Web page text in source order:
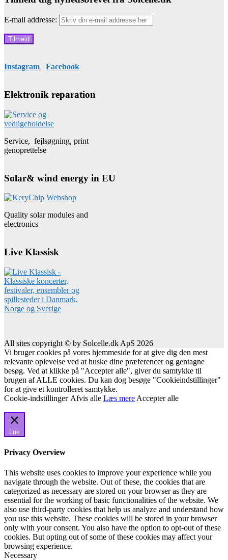
E-mail addresse:
Instagram Facebook
Elektronik reparation
Service, fejlsøgning, print
genoprettelse
Solar& wind energy in EU
Quality solar modules and
electronics
Live Klassisk
All sites copyright © by Solcelle.dk ApS 2026
Vi bruger cookies på vores hjemmeside for at give dig den mest
relevante oplevelse ved at huske dine præferencer og gentagne
besøg. Ved at klikke på "Accepter alle", giver du samtykke til
brugen af ALLE cookies. Du kan dog besøge "Cookieindstillinger"
for at give et kontrolleret samtykke.
Cookie-indstillinger Afvis alle Læs mere Accepter alle
Luk
Privacy Overview
This website uses cookies to improve your experience while you
navigate through the website. Out of these, the cookies that are
categorized as necessary are stored on your browser as they are
essential for the working of basic functionalities of the website. We
also use third-party cookies that help us analyze and understand how
you use this website. These cookies will be stored in your browser
only with your consent. You also have the option to opt-out of these
cookies. But opting out of some of these cookies may affect your
browsing experience.
Necessary